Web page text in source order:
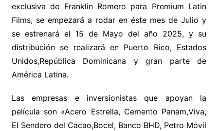
exclusiva de Franklin Romero para Premium Latin
Films, se empezará a rodar en éste mes de Julio y
se estrenará el 15 de Mayo del año 2025, y su
distribución se realizará en Puerto Rico, Estados
Unidos,República Dominicana y gran parte de
América Latina.
Las empresas e inversionistas que apoyan la
película son «Acero Estrella, Cemento Panam,Viva,
El Sendero del Cacao,Bocel, Banco BHD, Petro Móvil